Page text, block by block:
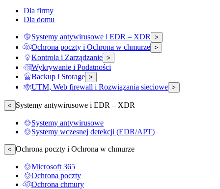
Dla firmy
Dla domu
Systemy antywirusowe i EDR – XDR >
Ochrona poczty i Ochrona w chmurze >
Kontrola i Zarządzanie >
Wykrywanie i Podatności
Backup i Storage >
UTM, Web firewall i Rozwiązania sieciowe >
< Systemy antywirusowe i EDR – XDR
Systemy antywirusowe
Systemy wczesnej detekcji (EDR/APT)
< Ochrona poczty i Ochrona w chmurze
Microsoft 365
Ochrona poczty
Ochrona chmury